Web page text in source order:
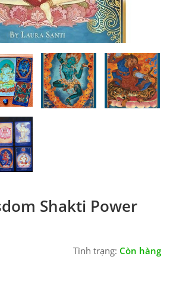
Shakti Power
Tình trạng: Còn hàng